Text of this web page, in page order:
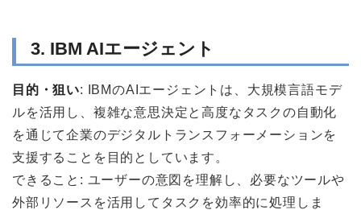
3. IBM AIエージェント
目的・狙い: IBMのAIエージェントは、大規模言語モデ
ルを活用し、複雑な意思決定と高度なタスクの自動化
を通じて企業のデジタルトランスフォーメーションを
支援することを目的としています。
できること: ユーザーの意図を理解し、必要なツールや
外部リソースを活用してタスクを効率的に処理しま